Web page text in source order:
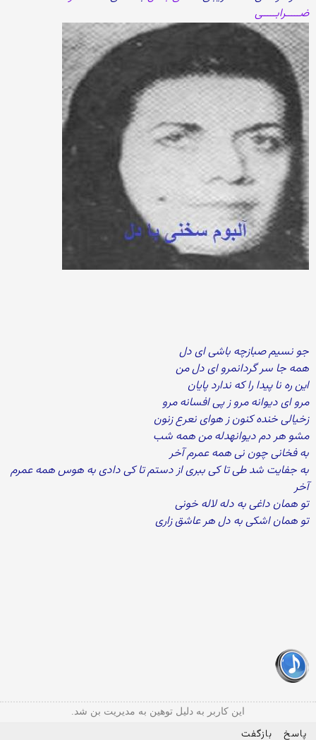
ضـــــرابـــــی
جو نسیم صبازچه باشی ای دل
همه جا سر گردانمرو ای دل من
این ره نا پیدا را که ندارد پایان
مرو ای دیوانه مرو ز پی افسانه مرو
زخیالی خنده کنون ز هوای نعرع زنون
مشو هر دم دیوانهدله من همه شب
به فخانی چون نی همه عمرم آخر
به جفایت شد طی تا کی ببری از دستم تا کی دادی به هوس همه عمرم
آخر
تو همان داغی به دله لاله خونی
تو همان اشکی به دل هر عاشق زاری
این کاربر به دلیل توهین به مدیریت بن شد.
پاسخ بازگفت